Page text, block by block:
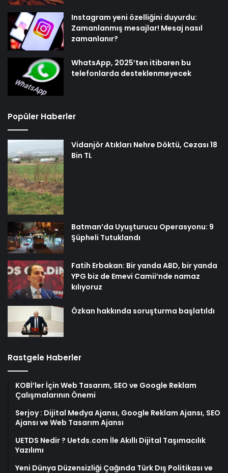
Instagram yeni özelliğini duyurdu:
Zamanlanmış mesajlar! Mesaj nasıl
zamanlanır?
WhatsApp, 2025’ten itibaren bu
telefonlarda desteklenmeyecek
Popüler Haberler
Vidanjör Atıkları Nehre Döktü, Cezası 18
Bin TL
Batman’da Uyuşturucu Operasyonu: 9
Şüpheli Tutuklandı
Fatih Erbakan: Bir yanda ABD, bir yanda
YPG biz de Emevi Camii’nde namaz
kılıyoruz
Özkan hakkında soruşturma başlatıldı
Rastgele Haberler
KOBİ’ler İçin Web Tasarım, SEO ve Google Reklam
Çalışmalarının Önemi
Serjoy : Dijital Medya Ajansı, Google Reklam Ajansı, SEO
Ajansı ve Web Tasarım Ajansı
UETDS Nedir ? Uetds.com İle Akıllı Dijital Taşımacılık
Yazılımı
Yeni Dünya Düzensizliği Çağında Türk Dış Politikası ve